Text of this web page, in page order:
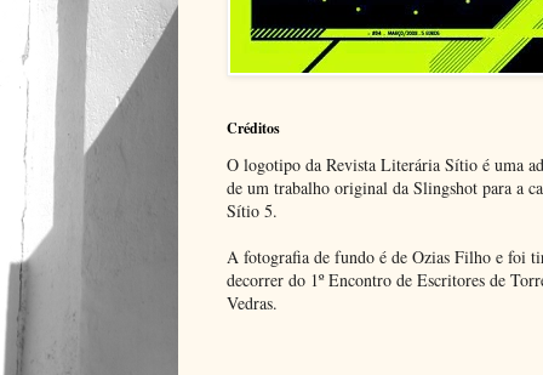
Créditos
O logotipo da Revista Literária Sítio é uma
de um trabalho original da Slingshot para a
Sítio 5.
A fotografia de fundo é de Ozias Filho e foi
decorrer do 1º Encontro de Escritores de
Vedras.